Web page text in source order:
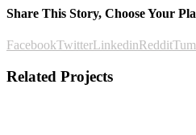
Share This Story, Choose Your
FacebookTwitterLinkedinReddit
Related Projects